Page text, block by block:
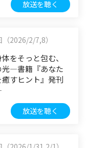
放送を聴く
2026/2/7,8）
をそっと包む、
光―書籍『あなた
癒すヒント』発刊
放送を聴く